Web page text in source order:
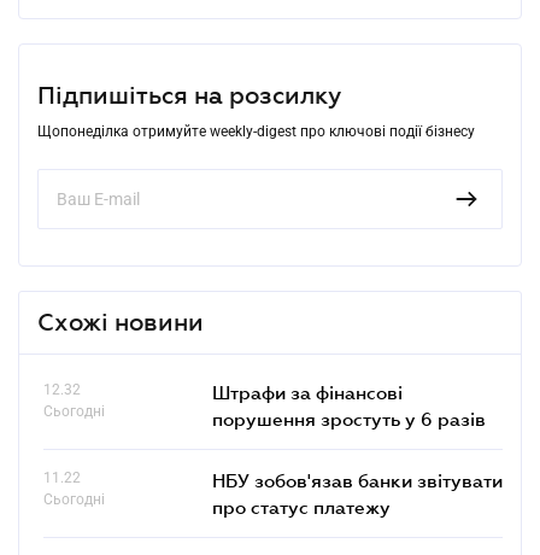
Підпишіться на розсилку
Щопонеділка отримуйте weekly-digest про ключові події бізнесу
Схожі новини
12.32
Сьогодні
Штрафи за фінансові
порушення зростуть у 6 разів
11.22
Сьогодні
НБУ зобов'язав банки звітувати
про статус платежу